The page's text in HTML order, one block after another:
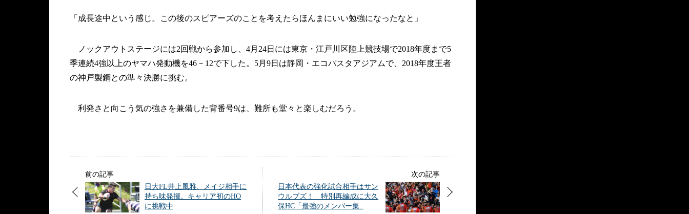
「成長途中という感じ。この後のスピアーズのことを考えたらほんまにいい勉強になったなと」
ノックアウトステージには2回戦から参加し、4月24日には東京・江戸川区陸上競技場で2018年度まで5
季連続4強以上のヤマハ発動機を46－12で下した。5月9日は静岡・エコパスタアジアムで、2018年度王者
の神戸製鋼との準々決勝に挑む。
利発さと向こう気の強さを兼備した背番号9は、難所も堂々と楽しむだろう。
前の記事
日大FL井上風雅、メイジ相手に
持ち味発揮。キャリア初のHO
に挑戦中
次の記事
日本代表の強化試合相手はサン
ウルブズ！ 特別再編成に大久
保HC「最強のメンバー集..